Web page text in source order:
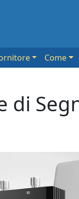
Come
di